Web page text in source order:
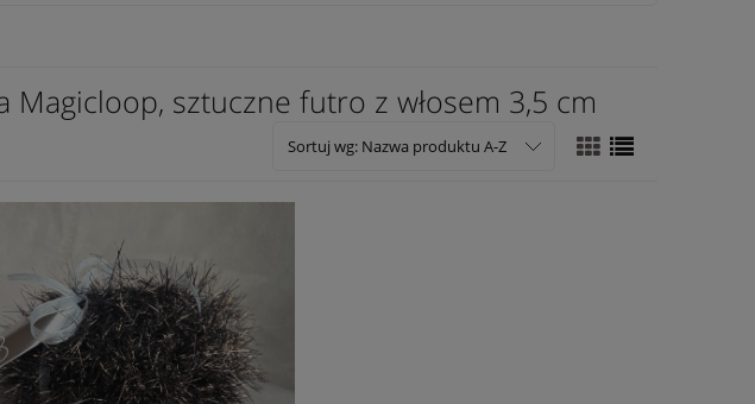
Magicloop, sztuczne futro z włosem 3,5 cm
Sortuj wg: Nazwa produktu A-Z